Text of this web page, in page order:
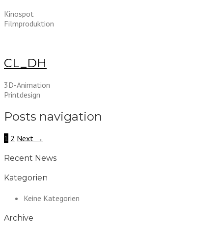
Kinospot
Filmproduktion
CL_DH
3D-Animation
Printdesign
Posts navigation
1 2 Next →
Recent News
Kategorien
Keine Kategorien
Archive